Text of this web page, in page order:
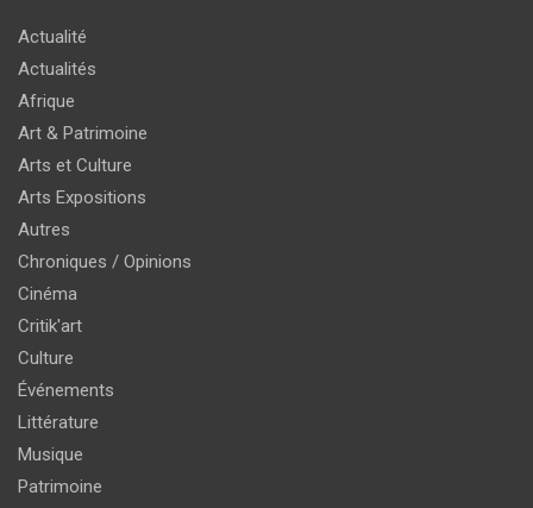
Actualité
Actualités
Afrique
Art & Patrimoine
Arts et Culture
Arts Expositions
Autres
Chroniques / Opinions
Cinéma
Critik'art
Culture
Événements
Littérature
Musique
Patrimoine